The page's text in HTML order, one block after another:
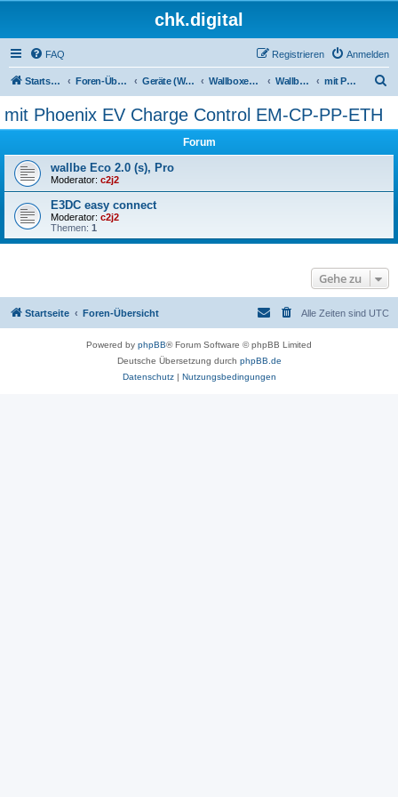
chk.digital
FAQ Anmelden
Registrieren
Startseite Foren-Übersicht Geräte (Wallboxen, Stromquellen, Autos) Wallboxen & Funkschalter Wallboxen ohne Phasenlimitierung mit Phoenix EV Charge Control EM-CP-PP-ETH
mit Phoenix EV Charge Control EM-CP-PP-ETH
Forum
wallbe Eco 2.0 (s), Pro
Moderator: c2j2
E3DC easy connect
Moderator: c2j2
Themen: 1
Gehe zu
Startseite Foren-Übersicht Alle Zeiten sind UTC
Powered by phpBB® Forum Software © phpBB Limited
Deutsche Übersetzung durch phpBB.de
Datenschutz| Nutzungsbedingungen